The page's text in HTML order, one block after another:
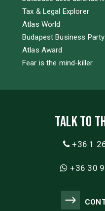
Tax & Legal Explorer
Atlas World
Budapest Business Party
Atlas Award
Fear is the mind-killer
Talk to
+36 1
+36 30